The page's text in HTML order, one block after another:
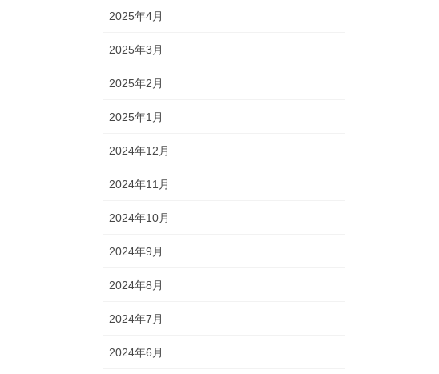
2025年4月
2025年3月
2025年2月
2025年1月
2024年12月
2024年11月
2024年10月
2024年9月
2024年8月
2024年7月
2024年6月